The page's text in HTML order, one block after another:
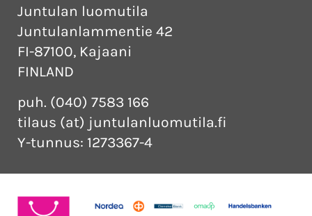
Juntulan luomutila
Juntulanlammentie 42
FI-87100, Kajaani
FINLAND
puh. (040) 7583 166
tilaus (at) juntulanluomutila.fi
Y-tunnus: 1273367-4